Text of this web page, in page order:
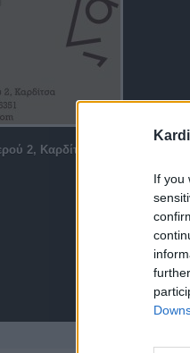
If you
2, Καρδίτσα 43100